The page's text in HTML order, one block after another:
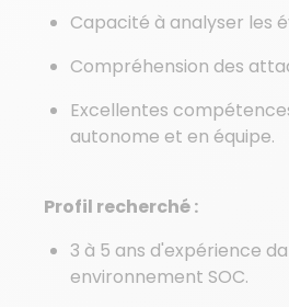
Capacité à analyser les
Compréhension des
Excellentes
autonome et en équipe.
Profil recherché :
3 à 5 ans d'expérience
environnement SOC.